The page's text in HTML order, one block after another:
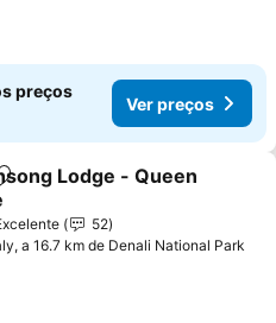
preços
Ver preços
aos favoritos
Lodge - Queen
52
a 16.7 km de Denali National Park